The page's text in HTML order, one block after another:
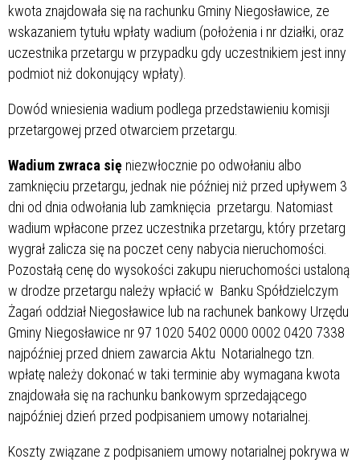
kwota znajdowała się na rachunku Gminy Niegosławice, ze
wskazaniem tytułu wpłaty wadium (położenia i nr działki, oraz
uczestnika przetargu w przypadku gdy uczestnikiem jest inny
podmiot niż dokonujący wpłaty).
Dowód wniesienia wadium podlega przedstawieniu komisji
przetargowej przed otwarciem przetargu.
Wadium zwraca się niezwłocznie po odwołaniu albo
zamknięciu przetargu, jednak nie później niż przed upływem 3
dni od dnia odwołania lub zamknięcia przetargu. Natomiast
wadium wpłacone przez uczestnika przetargu, który przetarg
wygrał zalicza się na poczet ceny nabycia nieruchomości.
Pozostałą cenę do wysokości zakupu nieruchomości ustaloną
w drodze przetargu należy wpłacić w Banku Spółdzielczym
Żagań oddział Niegosławice lub na rachunek bankowy Urzędu
Gminy Niegosławice nr 97 1020 5402 0000 0002 0420 7338
najpóźniej przed dniem zawarcia Aktu Notarialnego tzn.
wpłatę należy dokonać w taki terminie aby wymagana kwota
znajdowała się na rachunku bankowym sprzedającego
najpóźniej dzień przed podpisaniem umowy notarialnej.
Koszty związane z podpisaniem umowy notarialnej pokrywa w